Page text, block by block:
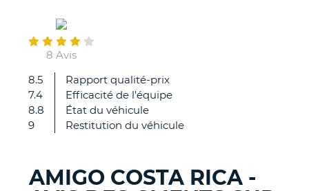
8 Avis
8.5
7.4
8.8
9
Rapport qualité-prix
Efficacité de l'équipe
État du véhicule
Restitution du véhicule
Très
bonne
expérience.
état,
AMIGO COSTA RICA -